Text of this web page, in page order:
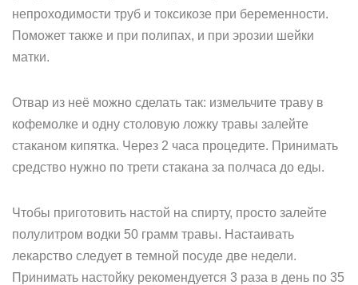
непроходимости труб и токсикозе при беременности.
Поможет также и при полипах, и при эрозии шейки
матки.
Отвар из неё можно сделать так: измельчите траву в
кофемолке и одну столовую ложку травы залейте
стаканом кипятка. Через 2 часа процедите. Принимать
средство нужно по трети стакана за полчаса до еды.
Чтобы приготовить настой на спирту, просто залейте
полулитром водки 50 грамм травы. Настаивать
лекарство следует в темной посуде две недели.
Принимать настойку рекомендуется 3 раза в день по 35